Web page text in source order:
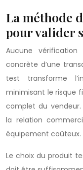
La méthode
pour valider
Aucune vérification
concrète d’une
test transforme
minimisant le risque
complet du
la relation
équipement coûteux.
Le choix du produit